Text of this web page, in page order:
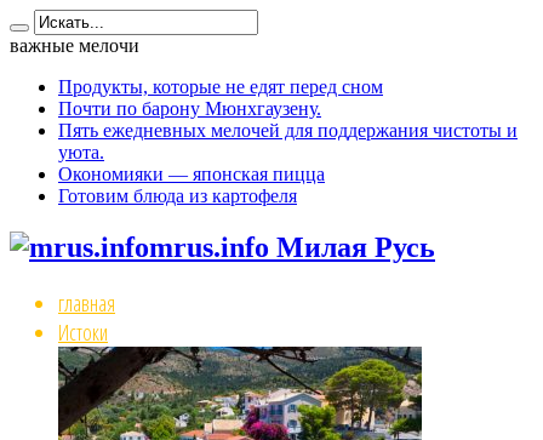
важные мелочи
Продукты, которые не едят перед сном
Почти по барону Мюнхгаузену.
Пять ежедневных мелочей для поддержания чистоты и
уюта.
Окономияки — японская пицца
Готовим блюда из картофеля
mrus.info Милая Русь
главная
Истоки